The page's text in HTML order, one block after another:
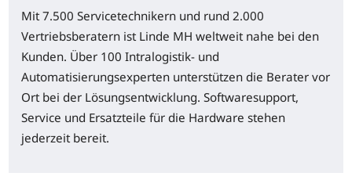
Mit 7.500 Servicetechnikern und rund 2.000
Vertriebsberatern ist Linde MH weltweit nahe bei den
Kunden. Über 100 Intralogistik- und
Automatisierungsexperten unterstützen die Berater vor
Ort bei der Lösungsentwicklung. Softwaresupport,
Service und Ersatzteile für die Hardware stehen
jederzeit bereit.